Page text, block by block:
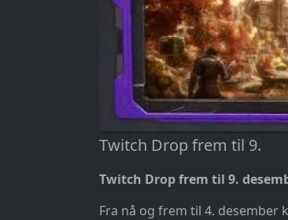
Twitch Drop frem til 9.
Twitch Drop frem til 9.
Fra nå og frem til 4. desember